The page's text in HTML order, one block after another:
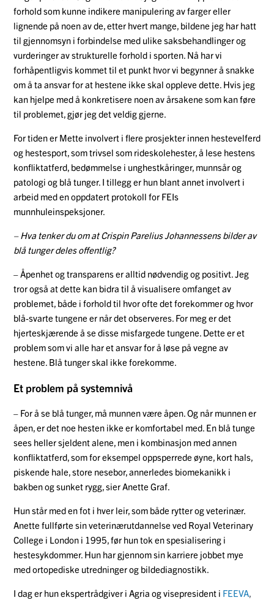
forhold som kunne indikere manipulering av farger eller
lignende på noen av de, etter hvert mange, bildene jeg har hatt
til gjennomsyn i forbindelse med ulike saksbehandlinger og
vurderinger av strukturelle forhold i sporten. Nå har vi
forhåpentligvis kommet til et punkt hvor vi begynner å snakke
om å ta ansvar for at hestene ikke skal oppleve dette. Hvis jeg
kan hjelpe med å konkretisere noen av årsakene som kan føre
til problemet, gjør jeg det veldig gjerne.
For tiden er Mette involvert i flere prosjekter innen hestevelferd
og hestesport, som trivsel som rideskolehester, å lese hestens
konfliktatferd, bedømmelse i unghestkåringer, munnsår og
patologi og blå tunger. I tillegg er hun blant annet involvert i
arbeid med en oppdatert protokoll for FEIs
munnhuleinspeksjoner.
– Hva tenker du om at Crispin Parelius Johannessens bilder av
blå tunger deles offentlig?
– Åpenhet og transparens er alltid nødvendig og positivt. Jeg
tror også at dette kan bidra til å visualisere omfanget av
problemet, både i forhold til hvor ofte det forekommer og hvor
blå-svarte tungene er når det observeres. For meg er det
hjerteskjærende å se disse misfargede tungene. Dette er et
problem som vi alle har et ansvar for å løse på vegne av
hestene. Blå tunger skal ikke forekomme.
Et problem på systemnivå
– For å se blå tunger, må munnen være åpen. Og når munnen er
åpen, er det noe hesten ikke er komfortabel med. En blå tunge
sees heller sjeldent alene, men i kombinasjon med annen
konfliktatferd, som for eksempel oppsperrede øyne, kort hals,
piskende hale, store nesebor, annerledes biomekanikk i
bakben og sunket rygg, sier Anette Graf.
Hun står med en fot i hver leir, som både rytter og veterinær.
Anette fullførte sin veterinærutdannelse ved Royal Veterinary
College i London i 1995, før hun tok en spesialisering i
hestesykdommer. Hun har gjennom sin karriere jobbet mye
med ortopediske utredninger og bildediagnostikk.
I dag er hun ekspertrådgiver i Agria og visepresident i FEEVA,